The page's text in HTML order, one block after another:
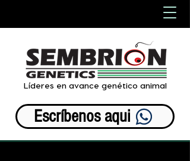
Líderes en avance genético animal
Escríbenos aqui